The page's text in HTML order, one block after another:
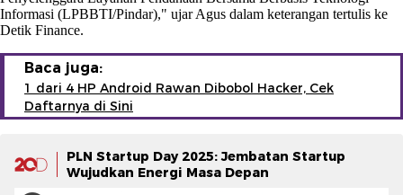
Informasi (LPBBTI/Pindar)," ujar Agus dalam keterangan tertulis ke
Detik Finance.
Baca juga:
1 dari 4 HP Android Rawan Dibobol Hacker, Cek
Daftarnya di Sini
PLN Startup Day 2025: Jembatan Startup
Wujudkan Energi Masa Depan